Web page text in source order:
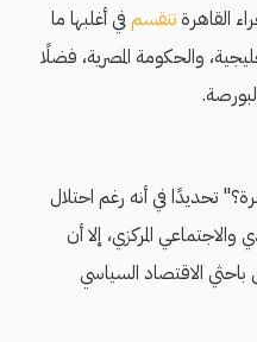
القاهرة تنقسمفي أغلبها ما
والحكومة المصرية، فضلًا
تحديدًا في أنه رغم احتلال
والاجتماعي المركزي، إلا أن
باحثي الاقتصاد السياسي